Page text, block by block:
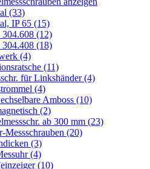
(33)
IP 65 (15)
304.608 (12)
304.408 (18)
(4)
(11)
für Linkshänder (4)
(4)
Amboss (10)
(2)
ab 300 mm (23)
Messschrauben (20)
(3)
(4)
(10)